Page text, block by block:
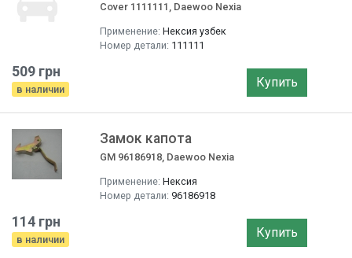
Cover 1111111, Daewoo Nexia
Применение: Нексия узбек
Номер детали: 111111
509 грн
в наличии Купить
Замок капота
GM 96186918, Daewoo Nexia
Применение: Нексия
Номер детали: 96186918
114 грн
в наличии Купить